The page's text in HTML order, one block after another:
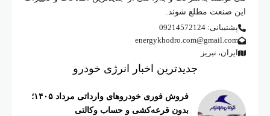
مطلع شوند.
جدیدترین اخبار انرژی خودرو
فروش فوری خودروهای وارداتی مرداد ۱۴۰۵؛
بدون قرعه‌کشی و حساب وکالتی